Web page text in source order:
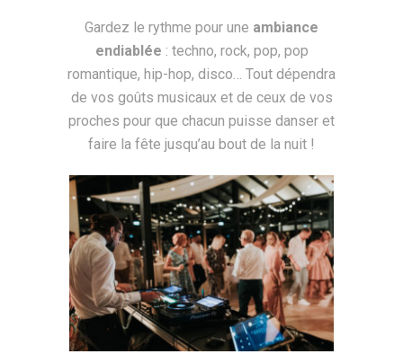
Gardez le rythme pour une ambiance
endiablée : techno, rock, pop, pop
romantique, hip-hop, disco… Tout dépendra
de vos goûts musicaux et de ceux de vos
proches pour que chacun puisse danser et
faire la fête jusqu’au bout de la nuit !